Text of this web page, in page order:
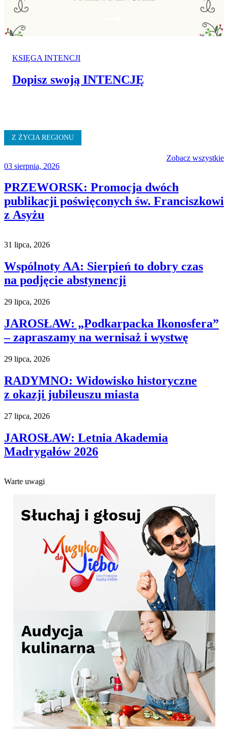
KSIĘGA INTENCJI
Dopisz swoją INTENCJĘ
Z ŻYCIA REGIONU
Zobacz wszystkie
03 sierpnia, 2026
PRZEWORSK: Promocja dwóch
publikacji poświęconych św. Franciszkowi
z Asyżu
31 lipca, 2026
Wspólnoty AA: Sierpień to dobry czas
na podjęcie abstynencji
29 lipca, 2026
JAROSŁAW: „Podkarpacka Ikonosfera”
– zapraszamy na wernisaż i wystwę
29 lipca, 2026
RADYMNO: Widowisko historyczne
z okazji jubileuszu miasta
27 lipca, 2026
JAROSŁAW: Letnia Akademia
Madrygałów 2026
Warte uwagi